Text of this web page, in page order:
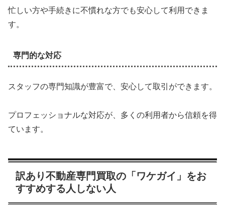
忙しい方や手続きに不慣れな方でも安心して利用できま
す。
専門的な対応
スタッフの専門知識が豊富で、安心して取引ができます。
プロフェッショナルな対応が、多くの利用者から信頼を得
ています。
訳あり不動産専門買取の「ワケガイ」をお
すすめする人しない人